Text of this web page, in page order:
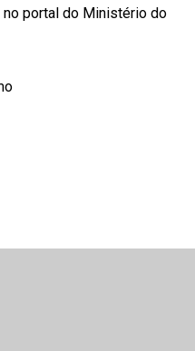
no portal do Ministério do